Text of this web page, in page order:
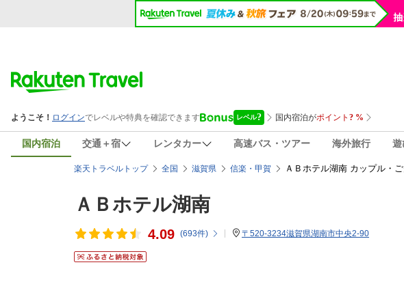
国内宿泊 交通＋宿 レンタカー 高速バス・ツアー 海外旅行 遊
楽天トラベルトップ 全国 滋賀県 信楽・甲賀 ＡＢホテル湖南 カップル・
ＡＢホテル湖南
4.09 (693件) 〒520-3234滋賀県湖南市中央2-90